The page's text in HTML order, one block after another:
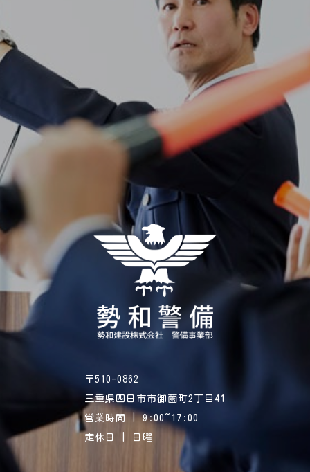
〒510-0862
三重県四日市市御薗町2丁目41
営業時間 | 9:00~17:00
定休日 | 日曜